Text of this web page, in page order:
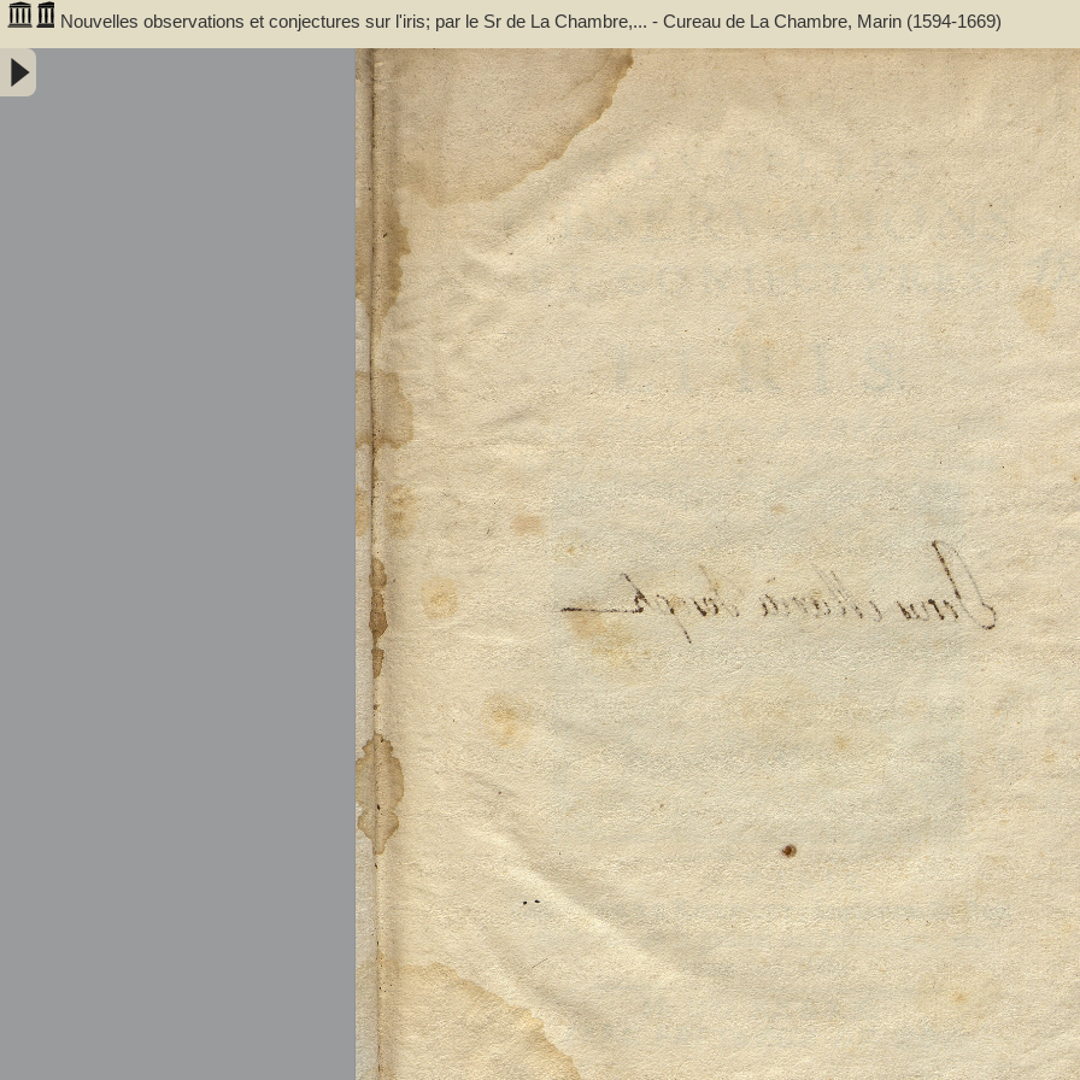
Nouvelles observations et conjectures sur l'iris; par le Sr de La Chambre,... - Cureau de La Chambre, Marin (1594-1669)